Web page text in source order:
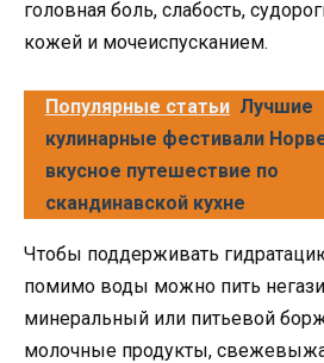
головная боль, слабость,
кожей и мочеиспусканием.
Популярные статьи Лучшие
кулинарные фестивали
вкусное путешествие по
скандинавской кухне
Чтобы поддерживать
помимо воды можно пить
минеральный или питьевой
молочные продукты,